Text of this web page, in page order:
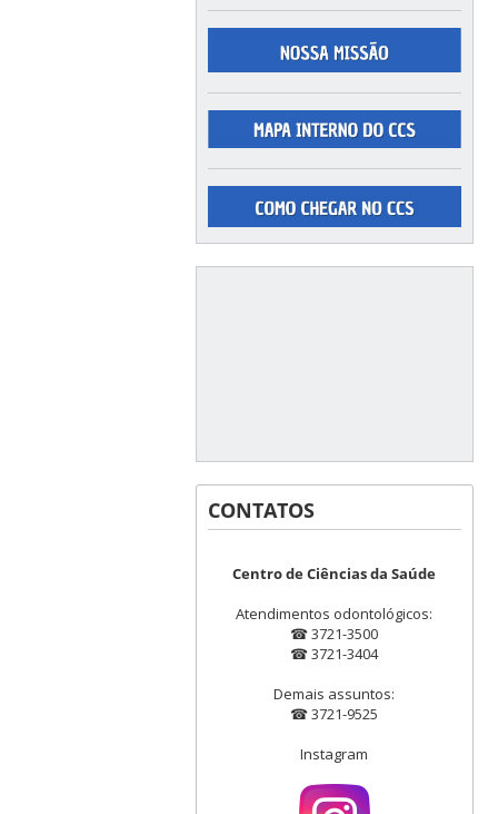
CONTATOS
Centro de Ciências da Saúde
Atendimentos odontológicos:
☎ 3721-3500
☎ 3721-3404
Demais assuntos:
☎ 3721-9525
Instagram